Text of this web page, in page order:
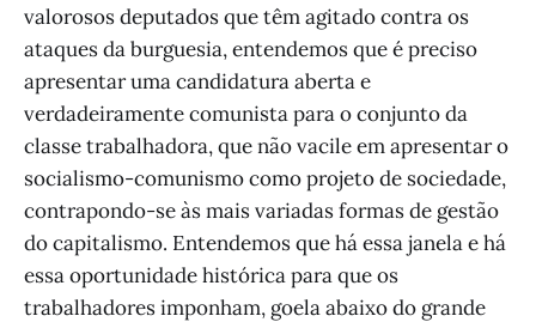
valorosos deputados que têm agitado contra os
ataques da burguesia, entendemos que é preciso
apresentar uma candidatura aberta e
verdadeiramente comunista para o conjunto da
classe trabalhadora, que não vacile em apresentar o
socialismo-comunismo como projeto de sociedade,
contrapondo-se às mais variadas formas de gestão
do capitalismo. Entendemos que há essa janela e há
essa oportunidade histórica para que os
trabalhadores imponham, goela abaixo do grande